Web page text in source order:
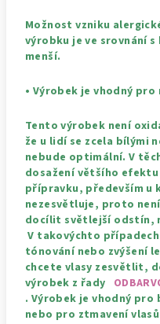
Možnost vzniku
výrobku je ve srovnání s
menší.
• Výrobek je vhodný pro
Tento výrobek není
že u lidí se zcela bílými
nebude optimální. V
dosažení většího
přípravku, především u
nezesvětluje, proto
docílit světlejší odstín,
V takovýchto
tónování nebo zvýšení
chcete vlasy zesvětlit,
výrobek z řady
. Výrobek je vhodný
nebo pro ztmavení